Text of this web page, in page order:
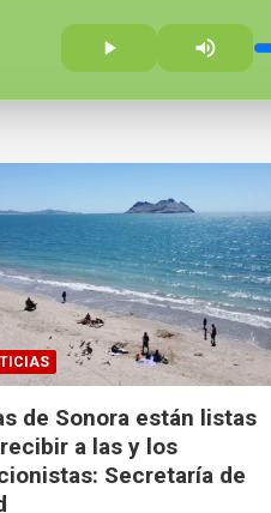
de Sonora están listas
a las y los
Secretaría de